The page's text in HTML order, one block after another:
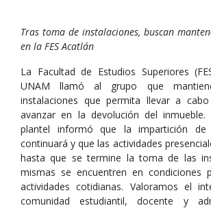
Tras toma de instalaciones, buscan
en la FES Acatlán
La Facultad de Estudios Superiores
UNAM llamó al grupo que
instalaciones que permita llevar a
avanzar en la devolución del inmueble.
plantel informó que la impartición de
continuará y que las actividades
hasta que se termine la toma de las
mismas se encuentren en condiciones
actividades cotidianas. Valoramos el
comunidad estudiantil, docente y